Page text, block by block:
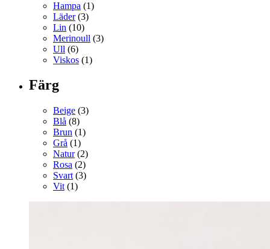
Hampa (1)
Läder (3)
Lin (10)
Merinoull (3)
Ull (6)
Viskos (1)
Färg
Beige (3)
Blå (8)
Brun (1)
Grå (1)
Natur (2)
Rosa (2)
Svart (3)
Vit (1)